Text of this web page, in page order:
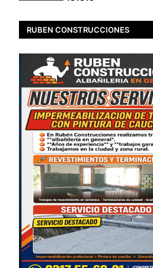
RUBEN CONSTRUCCIONES